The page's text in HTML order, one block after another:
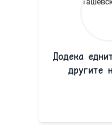
Додека
другите